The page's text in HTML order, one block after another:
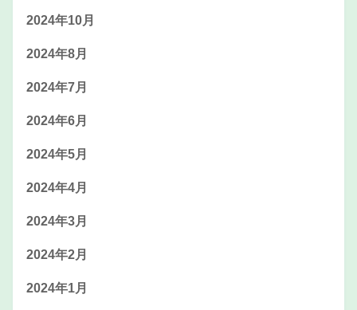
2024年10月
2024年8月
2024年7月
2024年6月
2024年5月
2024年4月
2024年3月
2024年2月
2024年1月